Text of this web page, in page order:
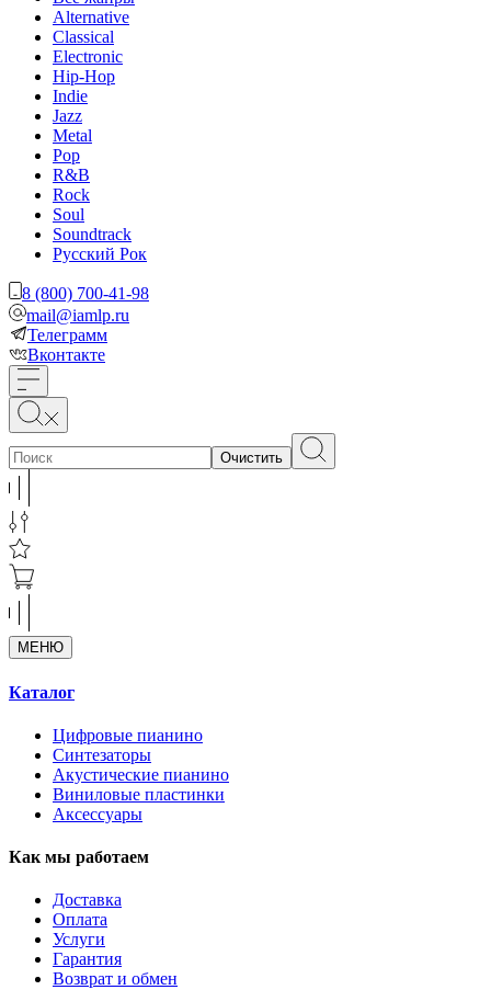
Alternative
Classical
Electronic
Hip-Hop
Indie
Jazz
Metal
Pop
R&B
Rock
Soul
Soundtrack
Русский Рок
8 (800) 700-41-98
mail@iamlp.ru
Телеграмм
Вконтакте
Очистить
МЕНЮ
Каталог
Цифровые пианино
Синтезаторы
Акустические пианино
Виниловые пластинки
Аксессуары
Как мы работаем
Доставка
Оплата
Услуги
Гарантия
Возврат и обмен